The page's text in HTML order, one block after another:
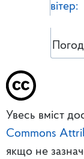
вітер:
Увесь вміст
Commons
якщо не